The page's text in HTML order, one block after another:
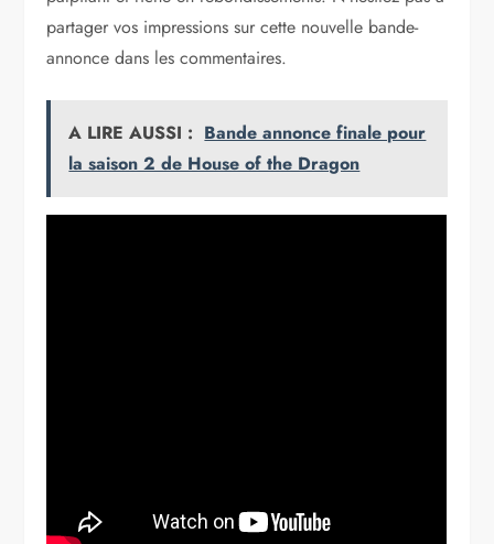
partager vos impressions sur cette nouvelle bande-
annonce dans les commentaires.
A LIRE AUSSI : Bande annonce finale pour
la saison 2 de House of the Dragon